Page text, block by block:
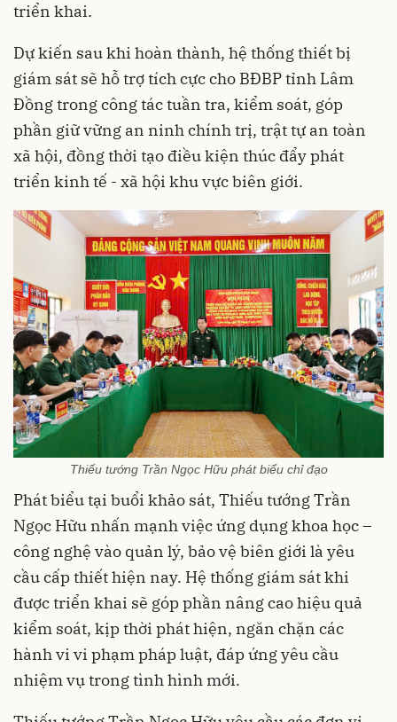
triển khai.
Dự kiến sau khi hoàn thành, hệ thống thiết bị
giám sát sẽ hỗ trợ tích cực cho BĐBP tỉnh Lâm
Đồng trong công tác tuần tra, kiểm soát, góp
phần giữ vững an ninh chính trị, trật tự an toàn
xã hội, đồng thời tạo điều kiện thúc đẩy phát
triển kinh tế - xã hội khu vực biên giới.
Thiếu tướng Trần Ngọc Hữu phát biểu chỉ đạo
Phát biểu tại buổi khảo sát, Thiếu tướng Trần
Ngọc Hữu nhấn mạnh việc ứng dụng khoa học –
công nghệ vào quản lý, bảo vệ biên giới là yêu
cầu cấp thiết hiện nay. Hệ thống giám sát khi
được triển khai sẽ góp phần nâng cao hiệu quả
kiểm soát, kịp thời phát hiện, ngăn chặn các
hành vi vi phạm pháp luật, đáp ứng yêu cầu
nhiệm vụ trong tình hình mới.